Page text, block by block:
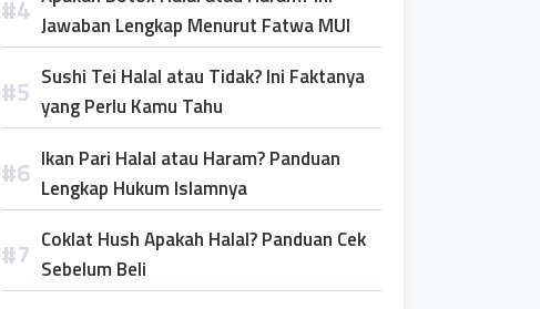
Jawaban Lengkap Menurut Fatwa MUI
Sushi Tei Halal atau Tidak? Ini Faktanya
yang Perlu Kamu Tahu
Ikan Pari Halal atau Haram? Panduan
Lengkap Hukum Islamnya
Coklat Hush Apakah Halal? Panduan Cek
Sebelum Beli